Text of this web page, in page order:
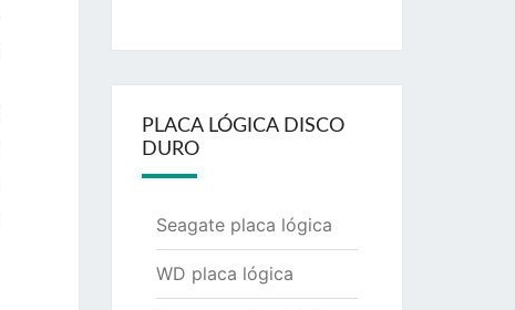
PLACA LÓGICA DISCO
DURO
Seagate placa lógica
WD placa lógica